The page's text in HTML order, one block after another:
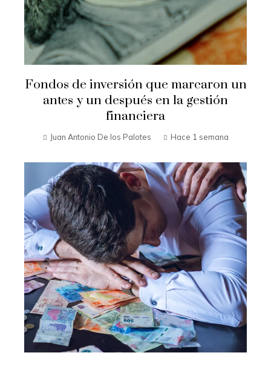
Fondos de inversión que marcaron un
antes y un después en la gestión
financiera
Juan Antonio De los Palotes Hace 1 semana